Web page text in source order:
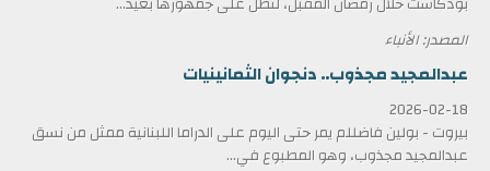
المصدر: الأنباء
عبدالمجيد مجذوب.. دنجوان الثمانينيات
2026-02-18
بيروت - بولين فاضللم يمر حتى اليوم على الدراما اللبنانية ممثل من نسق
عبدالمجيد مجذوب، وهو المطبوع في...